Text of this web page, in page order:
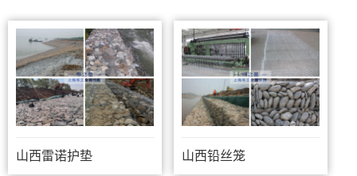
山西雷诺护垫 山西铅丝笼